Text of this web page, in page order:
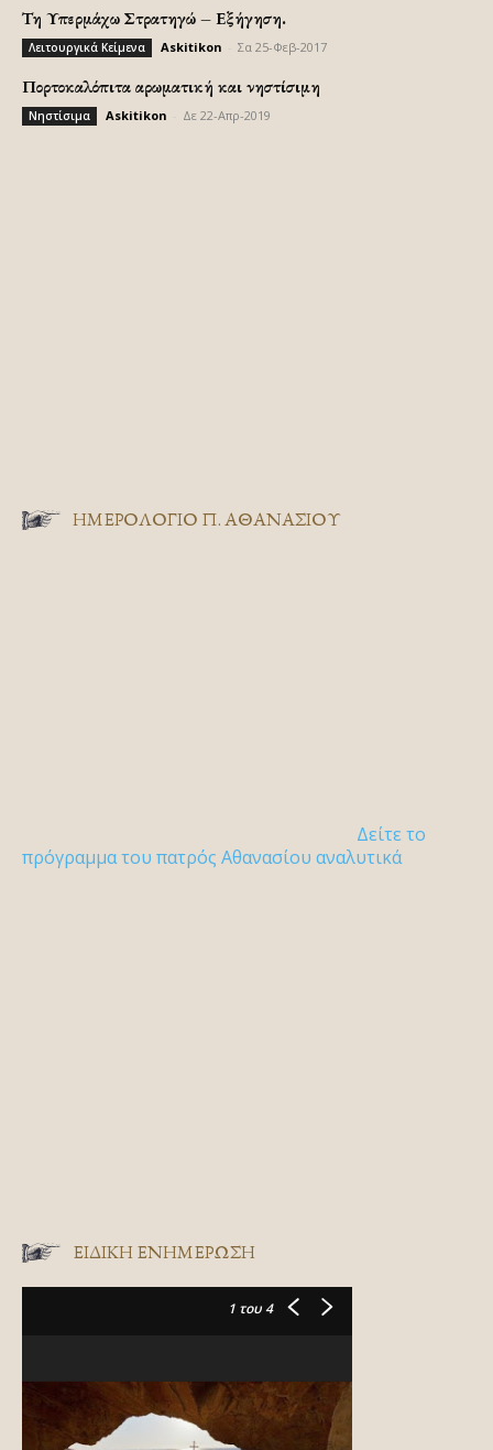
Τη Υπερμάχω Στρατηγώ – Εξήγηση.
Λειτουργικά Κείμενα Askitikon Σα 25-Φεβ-2017
Πορτοκαλόπιτα αρωματική και νηστίσιμη
Νηστίσιμα Askitikon Δε 22-Απρ-2019
ΗΜΕΡΟΛΟΓΙΟ Π. ΑΘΑΝΑΣΙΟΥ
Δείτε το
πρόγραμμα του πατρός Αθανασίου αναλυτικά
ΕΙΔΙΚΉ ΕΝΗΜΈΡΩΣΗ
1 του 4